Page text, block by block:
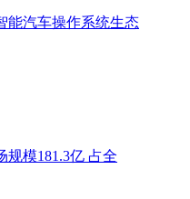
能汽车操作系统生态
规模181.3亿 占全